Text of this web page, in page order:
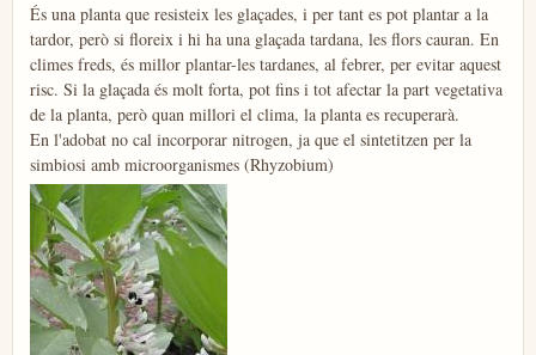
És una planta que resisteix les glaçades, i per tant es pot plantar a la
tardor, però si floreix i hi ha una glaçada tardana, les flors cauran. En
climes freds, és millor plantar-les tardanes, al febrer, per evitar aquest
risc. Si la glaçada és molt forta, pot fins i tot afectar la part vegetativa
de la planta, però quan millori el clima, la planta es recuperarà.
En l'adobat no cal incorporar nitrogen, ja que el sintetitzen per la
simbiosi amb microorganismes (Rhyzobium)